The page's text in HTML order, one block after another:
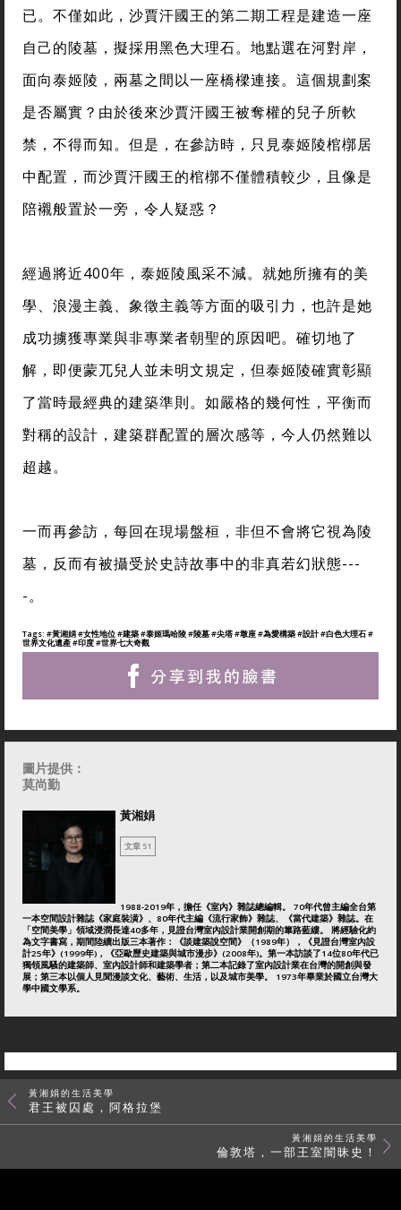
已。不僅如此，沙賈汗國王的第二期工程是建造一座
自己的陵墓，擬採用黑色大理石。地點選在河對岸，
面向泰姬陵，兩墓之間以一座橋樑連接。這個規劃案
是否屬實？由於後來沙賈汗國王被奪權的兒子所軟
禁，不得而知。但是，在參訪時，只見泰姬陵棺槨居
中配置，而沙賈汗國王的棺槨不僅體積較少，且像是
陪襯般置於一旁，令人疑惑？
經過將近400年，泰姬陵風采不減。就她所擁有的美
學、浪漫主義、象徵主義等方面的吸引力，也許是她
成功擄獲專業與非專業者朝聖的原因吧。確切地了
解，即便蒙兀兒人並未明文規定，但泰姬陵確實彰顯
了當時最經典的建築準則。如嚴格的幾何性，平衡而
對稱的設計，建築群配置的層次感等，今人仍然難以
超越。
一而再參訪，每回在現場盤桓，非但不會將它視為陵
墓，反而有被攝受於史詩故事中的非真若幻狀態---
-。
Tags: #黃湘娟#女性地位#建築#泰姬瑪哈陵#陵墓#尖塔#墩座#為愛構築#設計#白色大理石#
世界文化遺產#印度#世界七大奇觀
圖片提供：
莫尚勤
黃湘娟
文章 51
1988-2019年，擔任《室內》雜誌總編輯。 70年代曾主編全台第
一本空間設計雜誌《家庭裝潢》、80年代主編《流行家飾》雜誌、《當代建築》雜誌。在
「空間美學」領域浸潤長達40多年，見證台灣室內設計業開創期的篳路藍縷。 將經驗化約
為文字書寫，期間陸續出版三本著作：《談建築說空間》（1989年），《見證台灣室內設
計25年》(1999年)，《亞歐歷史建築與城市漫步》(2008年)。第一本訪談了14位80年代已
獨領風騷的建築師、室內設計師和建築學者；第二本記錄了室內設計業在台灣的開創與發
展；第三本以個人見聞漫談文化、藝術、生活，以及城市美學。 1973年畢業於國立台灣大
學中國文學系。
黃湘娟的生活美學
君王被囚處，阿格拉堡
黃湘娟的生活美學
倫敦塔，一部王室闇昧史！